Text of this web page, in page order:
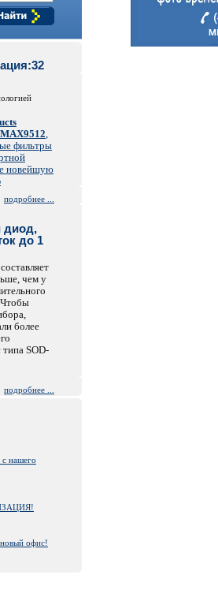
,
фильтры
новейшую
подробнее ...
диод,
до 1
чем у
более
типа SOD-
подробнее ...
нашего
офис!